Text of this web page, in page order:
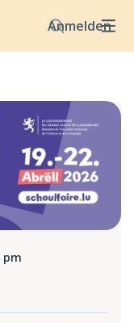
Anmelden
pm